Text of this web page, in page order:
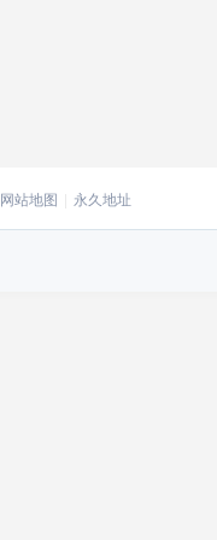
网站地图 永久地址